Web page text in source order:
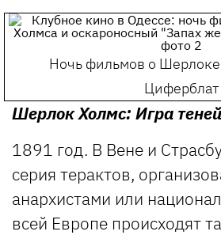
Ночь фильмов о
Циферблат
Шерлок Холмс: Игра теней
1891 год. В Вене и
серия терактов,
анархистами или
всей Европе происходят